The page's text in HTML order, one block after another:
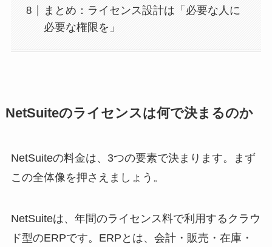
まとめ：ライセンス設計は「必要な人に
必要な権限を」
NetSuiteのライセンスは何で決まるのか
NetSuiteの料金は、3つの要素で決まります。まず
この全体像を押さえましょう。
NetSuiteは、年間のライセンス料で利用するクラウ
ド型のERPです。ERPとは、会計・販売・在庫・